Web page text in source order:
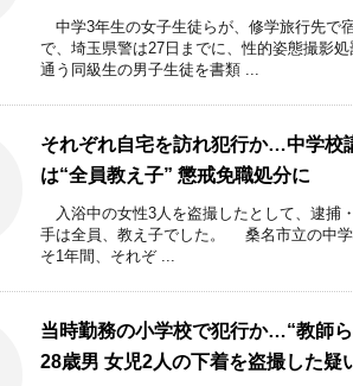
中学3年生の女子生徒らが、修学旅行先で
で、埼玉県警は27日までに、性的姿態撮影
通う同級生の男子生徒を書類 ...
それぞれ自宅を訪れ犯行か…中学校
は“全員教え子” 懲戒免職処分に
入浴中の女性3人を盗撮したとして、逮捕
手は全員、教え子でした。 桑名市立の中学
そ1年間、それぞ ...
当時勤務の小学校で犯行か…“教師
28歳男 女児2人の下着を盗撮した疑